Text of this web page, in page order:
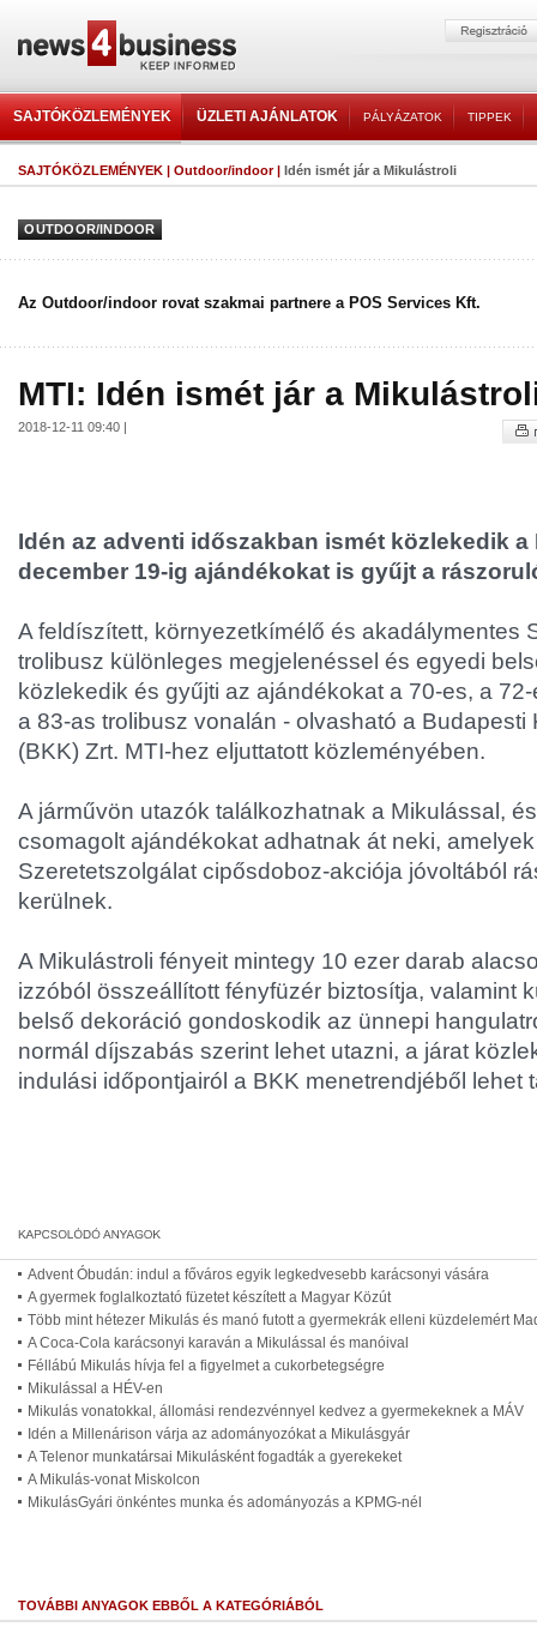
SAJTÓKÖZLEMÉNYEK ÜZLETI AJÁNLATOK PÁLYÁZATOK TIPPEK
SAJTÓKÖZLEMÉNYEK | Outdoor/indoor| Idén ismét jár a Mikulástroli
OUTDOOR/INDOOR
Az Outdoor/indoor rovat szakmai partnere a POS Services Kft.
MTI: Idén ismét jár a
2018-12-11 09:40 |
Idén az adventi időszakban ismét közlekedik
december 19-ig ajándékokat is gyűjt a
A feldíszített, környezetkímélő és akadálymentes
trolibusz különleges megjelenéssel és egyedi
közlekedik és gyűjti az ajándékokat a 70-es, a
a 83-as trolibusz vonalán - olvasható a Budapesti
(BKK) Zrt. MTI-hez eljuttatott közleményében.
A járművön utazók találkozhatnak a Mikulással,
csomagolt ajándékokat adhatnak át neki,
Szeretetszolgálat cipősdoboz-akciója jóvoltából
kerülnek.
A Mikulástroli fényeit mintegy 10 ezer darab
izzóból összeállított fényfüzér biztosítja, valamint
belső dekoráció gondoskodik az ünnepi
normál díjszabás szerint lehet utazni, a járat
indulási időpontjairól a BKK menetrendjéből lehet
Advent Óbudán: indul a főváros egyik legkedvesebb karácsonyi vására
A gyermek foglalkoztató füzetet készített a Magyar Közút
Több mint hétezer Mikulás és manó futott a gyermekrák elleni küzdelemért
A Coca-Cola karácsonyi karaván a Mikulással és manóival
Féllábú Mikulás hívja fel a figyelmet a cukorbetegségre
Mikulással a HÉV-en
Mikulás vonatokkal, állomási rendezvénnyel kedvez a gyermekeknek a MÁV
Idén a Millenárison várja az adományozókat a Mikulásgyár
A Telenor munkatársai Mikulásként fogadták a gyerekeket
A Mikulás-vonat Miskolcon
MikulásGyári önkéntes munka és adományozás a KPMG-nél
TOVÁBBI ANYAGOK EBBŐL A KATEGÓRIÁBÓL